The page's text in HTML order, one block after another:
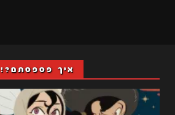
איך פספסתם?!